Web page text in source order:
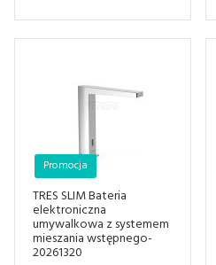
TRES SLIM Bateria
elektroniczna
umywalkowa z systemem
mieszania wstępnego-
20261320
Promocja